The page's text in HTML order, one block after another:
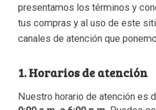
presentamos los términos y
tus compras y al uso de este
canales de atención que
1. Horarios de atención
Nuestro horario de atención es